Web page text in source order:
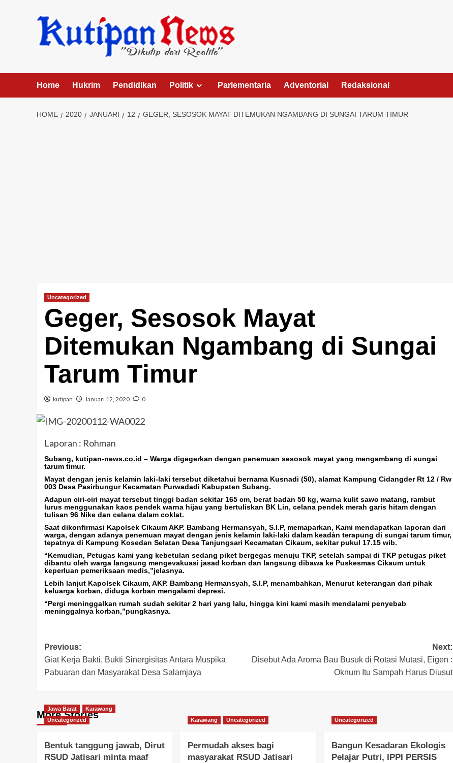
Home Hukrim Pendidikan Politik Parlementaria Adventorial Redaksional
HOME 2020 JANUARI 12 GEGER, SESOSOK MAYAT DITEMUKAN NGAMBANG DI SUNGAI TARUM TIMUR
Uncategorized
Geger, Sesosok Mayat
Ditemukan Ngambang di Sungai
Tarum Timur
kutipan Januari 12, 2020 0
Laporan : Rohman
Subang, kutipan-news.co.id – Warga digegerkan dengan penemuan sesosok mayat yang mengambang di sungai
tarum timur.
Mayat dengan jenis kelamin laki-laki tersebut diketahui bernama Kusnadi (50), alamat Kampung Cidangder Rt 12 / Rw
003 Desa Pasirbungur Kecamatan Purwadadi Kabupaten Subang.
Adapun ciri-ciri mayat tersebut tinggi badan sekitar 165 cm, berat badan 50 kg, warna kulit sawo matang, rambut
lurus menggunakan kaos pendek warna hijau yang bertuliskan BK Lin, celana pendek merah garis hitam dengan
tulisan 96 Nike dan celana dalam coklat.
Saat dikonfirmasi Kapolsek Cikaum AKP. Bambang Hermansyah, S.I.P, memaparkan, Kami mendapatkan laporan dari
warga, dengan adanya penemuan mayat dengan jenis kelamin laki-laki dalam keadàn terapung di sungai tarum timur,
tepatnya di Kampung Kosedan Selatan Desa Tanjungsari Kecamatan Cikaum, sekitar pukul 17.15 wib.
“Kemudian, Petugas kami yang kebetulan sedang piket bergegas menuju TKP, setelah sampai di TKP petugas piket
dibantu oleh warga langsung mengevakuasi jasad korban dan langsung dibawa ke Puskesmas Cikaum untuk
keperluan pemeriksaan medis,”jelasnya.
Lebih lanjut Kapolsek Cikaum, AKP. Bambang Hermansyah, S.I.P, menambahkan, Menurut keterangan dari pihak
keluarga korban, diduga korban mengalami depresi.
“Pergi meninggalkan rumah sudah sekitar 2 hari yang lalu, hingga kini kami masih mendalami penyebab
meninggalnya korban,”pungkasnya.
Post
navigation
Previous:
Giat Kerja Bakti, Bukti Sinergisitas Antara Muspika
Pabuaran dan Masyarakat Desa Salamjaya
Next:
Disebut Ada Aroma Bau Busuk di Rotasi Mutasi, Eigen :
Oknum Itu Sampah Harus Diusut
More Stories
Jawa Barat
Karawang
Uncategorized
Bentuk tanggung jawab, Dirut
RSUD Jatisari minta maaf
Karawang Uncategorized
Permudah akses bagi
masyarakat RSUD Jatisari
Uncategorized
Bangun Kesadaran Ekologis
Pelajar Putri, IPPI PERSIS